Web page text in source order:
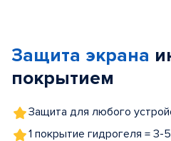
5
Защита экрана
покрытием
Защита для любого
1 покрытие гидрогеля = 3-